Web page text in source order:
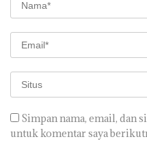
Simpan nama, email, dan
untuk komentar saya